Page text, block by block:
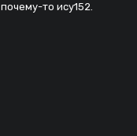
то ису152.